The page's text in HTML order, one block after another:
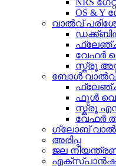
NRS
OS & Y
വാൽവ്
വേഫർ
സ്ക്രൂ
ബോൾ വാൽവ്
ഫുൾ
സ്ക്രൂ
വേഫർ
ഗ്ലോബ്
അരിപ്പ
ജല